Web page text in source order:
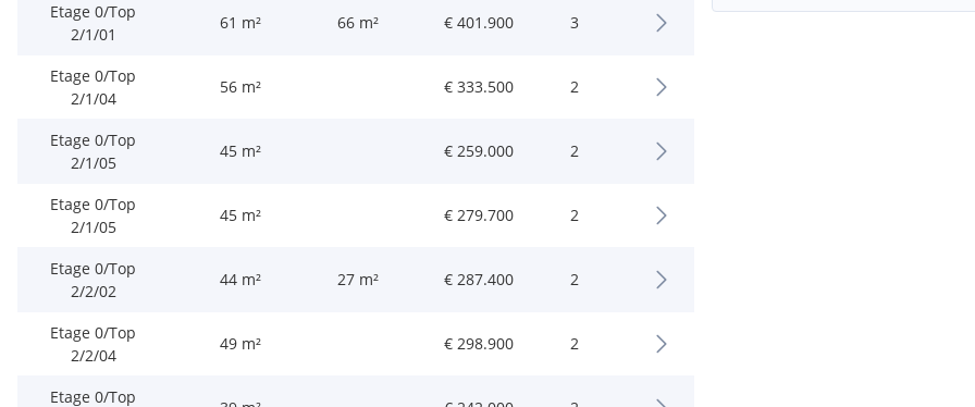
Etage 0/Top
2/1/01
61 m² 66 m² € 401.900 3
Etage 0/Top
2/1/04
56 m² € 333.500 2
Etage 0/Top
2/1/05
45 m² € 259.000 2
Etage 0/Top
2/1/05
45 m² € 279.700 2
Etage 0/Top
2/2/02
44 m² 27 m² € 287.400 2
Etage 0/Top
2/2/04
49 m² € 298.900 2
Etage 0/Top